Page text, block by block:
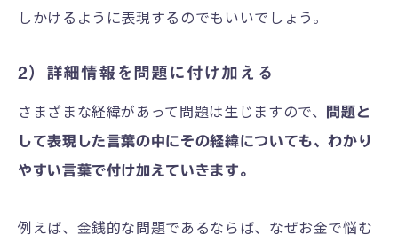
しかけるように表現するのでもいいでしょう。
2）詳細情報を問題に付け加える
さまざまな経緯があって問題は生じますので、 問題と
して表現した言葉の中にその経緯についても、わかり
やすい言葉で付け加えていきます。
例えば、金銭的な問題であるならば、なぜお金で悩む